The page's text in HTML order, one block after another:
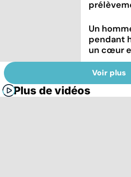
Un
pendant
un cœur
Voir plus
Plus de vidéos